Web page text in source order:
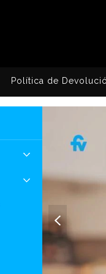
Política de